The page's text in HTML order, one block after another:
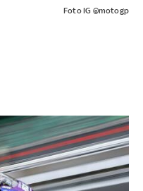
Foto IG @motogp